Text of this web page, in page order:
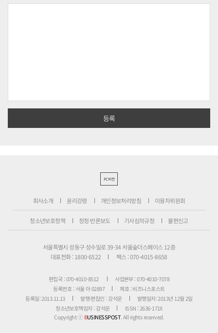
PC버전
회사소개 윤리강령 개인정보처리방침 이용자위원회
청소년보호정책 정정·반론보도 기사심의규정 불편신고
서울특별시 성동구 성수일로 39-34 서울숲더스페이스 12층
대표전화 : 1800-6522
팩스 : 070-4015-8658
편집국 : 070-4010-8512
사업본부 : 070-4010-7078
등록번호 : 서울 아 02897
제호 : 비즈니스포스트
등록일: 2013.11.13
발행·편집인 : 강석운
발행일자: 2013년 12월 2일
청소년보호책임자 : 강석운
ISSN : 2636-171X
Copyright ⓒBUSINESSPOST. All rights reserved.